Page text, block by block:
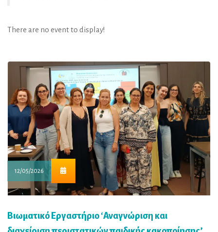
There are no event to display!
12/05/2026
Βιωματικό Εργαστήριο ‘Αναγνώριση και